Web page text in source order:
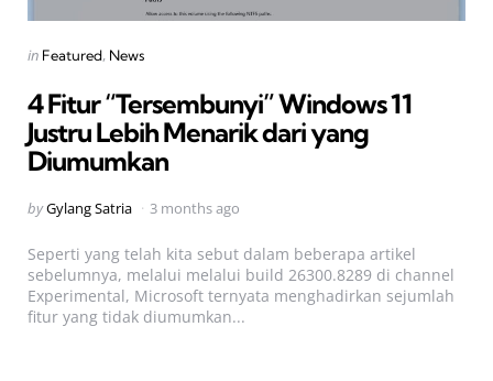
Categories
Posted
in Featured News
4 Fitur “Tersembunyi” Windows 11
Justru Lebih Menarik dari yang
Diumumkan
Posted
byGylang Satria 3 months ago
Seperti yang telah kita sebut dalam beberapa artikel
sebelumnya, melalui melalui build 26300.8289 di channel
Experimental, Microsoft ternyata menghadirkan sejumlah
fitur yang tidak diumumkan...